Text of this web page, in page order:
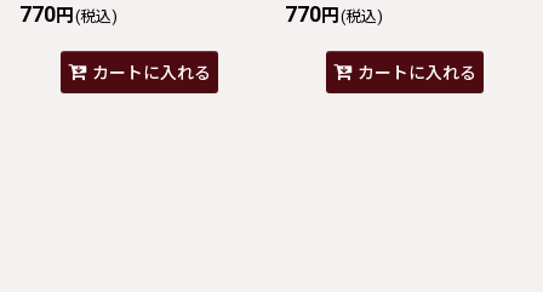
770円 (税込)
カートに入れる
770円 (税込)
カートに入れる